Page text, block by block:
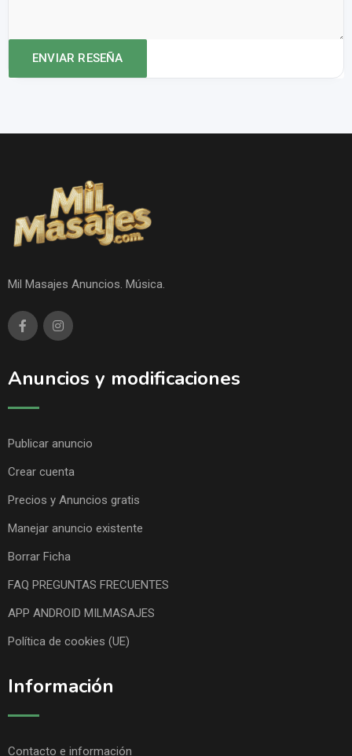
Mil Masajes Anuncios. Música.
Anuncios y modificaciones
Publicar anuncio
Crear cuenta
Precios y Anuncios gratis
Manejar anuncio existente
Borrar Ficha
FAQ PREGUNTAS FRECUENTES
APP ANDROID MILMASAJES
Política de cookies (UE)
Información
Contacto e información